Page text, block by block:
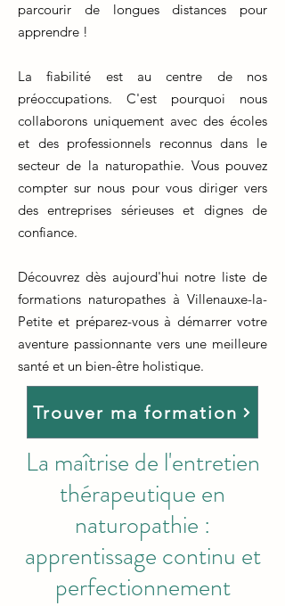
parcourir de longues distances pour
apprendre !
La fiabilité est au centre de nos
préoccupations. C'est pourquoi nous
collaborons uniquement avec des écoles
et des professionnels reconnus dans le
secteur de la naturopathie. Vous pouvez
compter sur nous pour vous diriger vers
des entreprises sérieuses et dignes de
confiance.
Découvrez dès aujourd'hui notre liste de
formations naturopathes à Villenauxe-la-
Petite et préparez-vous à démarrer votre
aventure passionnante vers une meilleure
santé et un bien-être holistique.
Trouver ma formation
La maîtrise de l'entretien
thérapeutique en
naturopathie :
apprentissage continu et
perfectionnement